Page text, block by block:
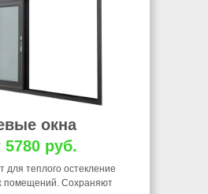
окна
5780 руб.
для теплого остекление
помещений. Сохраняют